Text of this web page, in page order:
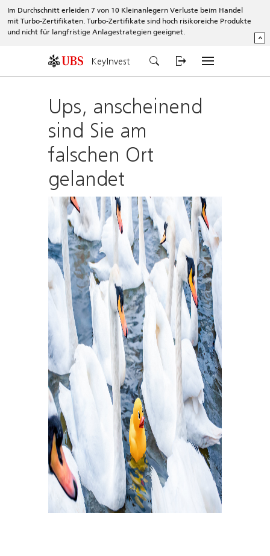
Im Durchschnitt erleiden 7 von 10 Kleinanlegern Verluste beim Handel
mit Turbo-Zertifikaten. Turbo-Zertifikate sind hoch risikoreiche Produkte
und nicht für langfristige Anlagestrategien geeignet.
^
KeyInvest
Ups, anscheinend
sind Sie am
falschen Ort
gelandet